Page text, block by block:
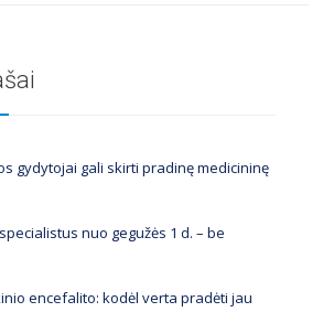
gydytojai gali skirti pradinę medicininę
nuo gegužės 1 d. – be
encefalito: kodėl verta pradėti jau